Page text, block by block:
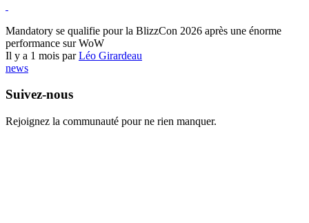
Mandatory se qualifie pour la BlizzCon 2026 après une énorme
performance sur WoW
Il y a 1 mois parLéo Girardeau
news
Suivez-nous
Rejoignez la communauté pour ne rien manquer.